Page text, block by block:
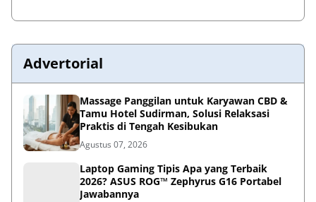
Advertorial
Massage Panggilan untuk Karyawan CBD &
Tamu Hotel Sudirman, Solusi Relaksasi
Praktis di Tengah Kesibukan
Agustus 07, 2026
Laptop Gaming Tipis Apa yang Terbaik
2026? ASUS ROG™ Zephyrus G16 Portabel
Jawabannya